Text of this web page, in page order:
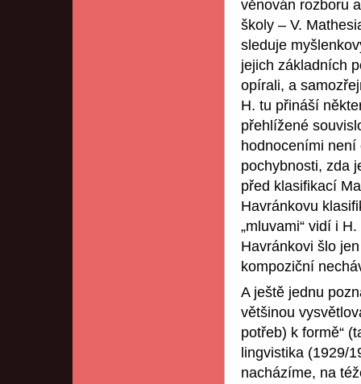
věnován rozboru
školy – V.
sleduje
jejich základních
opírali, a
H. tu přináší
přehlížené
hodnoceními
pochybnosti, zda
před klasifikací
Havránkovu
„mluvami“ vidí i
Havránkovi šlo
kompoziční
A ještě jednu
většinou
potřeb) k formě“
lingvistika (1929/
nacházíme, na